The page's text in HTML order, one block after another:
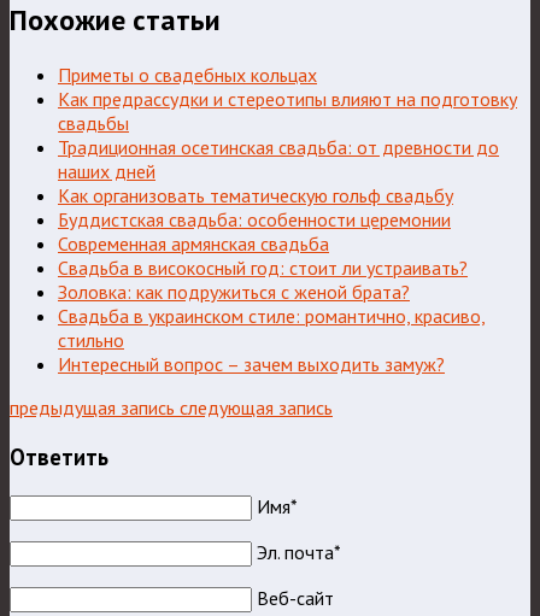
Похожие статьи
Приметы о свадебных кольцах
Как предрассудки и стереотипы влияют на подготовку
свадьбы
Традиционная осетинская свадьба: от древности до
наших дней
Как организовать тематическую гольф свадьбу
Буддистская свадьба: особенности церемонии
Современная армянская свадьба
Свадьба в високосный год: стоит ли устраивать?
Золовка: как подружиться с женой брата?
Свадьба в украинском стиле: романтично, красиво,
стильно
Интересный вопрос – зачем выходить замуж?
предыдущая запись следующая запись
Ответить
Имя*
Эл. почта*
Веб-сайт